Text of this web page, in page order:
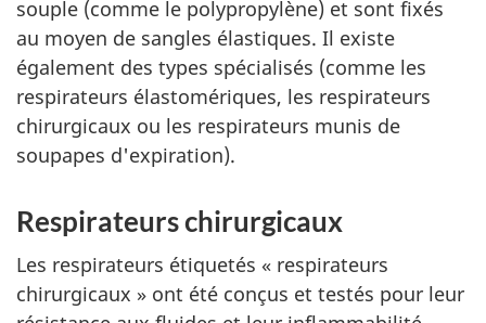
souple (comme le polypropylène) et sont fixés
au moyen de sangles élastiques. Il existe
également des types spécialisés (comme les
respirateurs élastomériques, les respirateurs
chirurgicaux ou les respirateurs munis de
soupapes d'expiration).
Respirateurs chirurgicaux
Les respirateurs étiquetés « respirateurs
chirurgicaux » ont été conçus et testés pour leur